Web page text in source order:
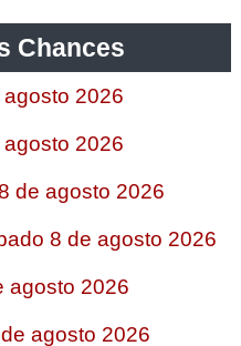
Chances
2026
2026
de agosto 2026
8 de agosto 2026
agosto 2026
agosto 2026